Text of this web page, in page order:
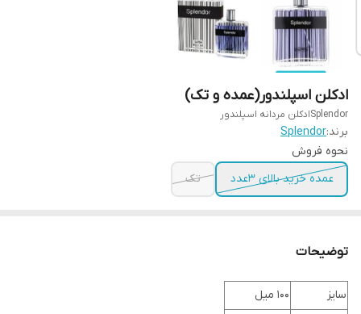
ادکلن اسپلندور(عمده و تک)
Splendorادکلن مردانه اسپلندور
برند:Splendor
نحوه فروش
عمده خرید بالای 3عدد
تک
توضیحات
سایز
100 میل